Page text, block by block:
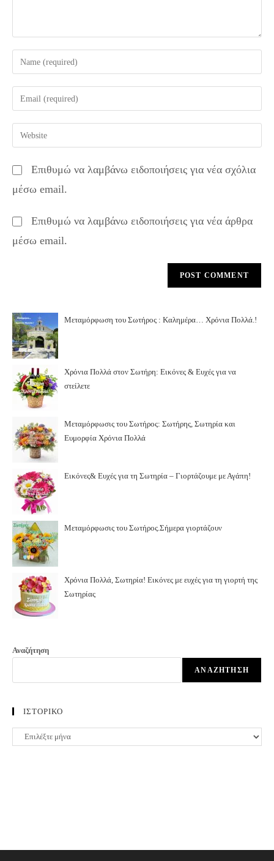
Enter
your
name
comment
Enter
your
email
address
comment
Enter
your
URL
(optional)
Επιθυμώ να λαμβάνω ειδοποιήσεις για νέα σχόλια
μέσω email.
Επιθυμώ να λαμβάνω ειδοποιήσεις για νέα άρθρα
μέσω email.
Μεταμόρφωση του Σωτήρος : Καλημέρα… Χρόνια Πολλά.!
Χρόνια Πολλά στον Σωτήρη: Εικόνες & Ευχές για να
στείλετε
Μεταμόρφωσις του Σωτήρος: Σωτήρης, Σωτηρία και
Ευμορφία Χρόνια Πολλά
Εικόνες& Ευχές για τη Σωτηρία – Γιορτάζουμε με Αγάπη!
Μεταμόρφωσις του Σωτήρος.Σήμερα γιορτάζουν
Χρόνια Πολλά, Σωτηρία! Εικόνες με ευχές για τη γιορτή της
Σωτηρίας
Αναζήτηση
ΑΝΑΖΉΤΗΣΗ
ΙΣΤΟΡΙΚΟ
ΙΣΤΟΡΙΚΟ